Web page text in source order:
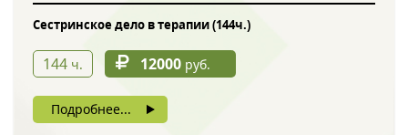
Сестринское дело в терапии (144ч.)
144 ч. 12000 руб.
Подробнее...